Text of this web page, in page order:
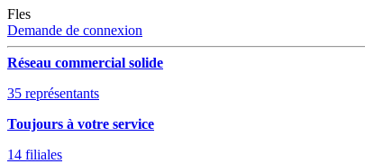
Fles
Demande de connexion
Réseau commercial solide
35 représentants
Toujours à votre service
14 filiales